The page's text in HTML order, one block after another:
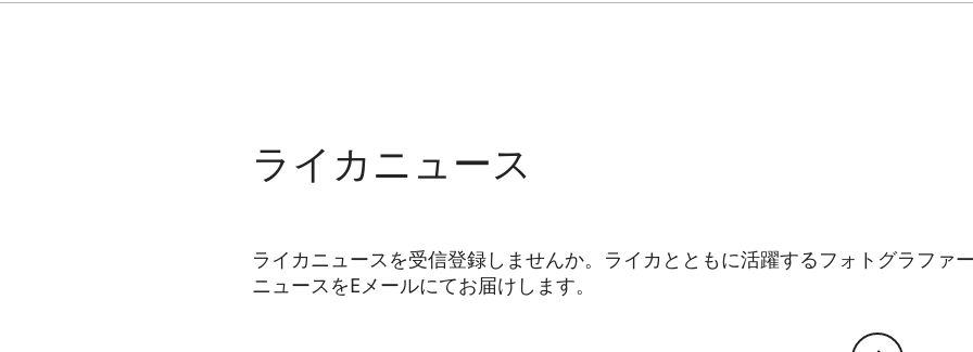
ライカニュース
ライカニュースを受信登録しませんか。ライカとともに活躍するフォトグラファ
ニュースをEメールにてお届けします。